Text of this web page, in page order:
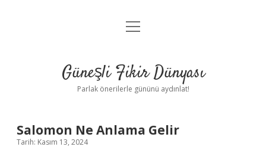
Anasayfa
Yasal Uyarı
menüyü
Güneşli Fikir Dünyası
Parlak önerilerle gününü aydınlat!
Salomon Ne Anlama Gelir
Tarih: Kasım 13, 2024